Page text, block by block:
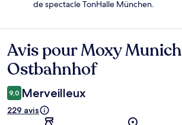
de spectacle TonHalle München.
Avis
Avis pour Moxy Munich
Ostbahnhof
9,0 Merveilleux
229 avis